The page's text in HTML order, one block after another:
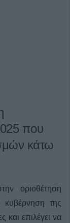
που
κάτω
οριοθέτηση
της
και επιλέγει να